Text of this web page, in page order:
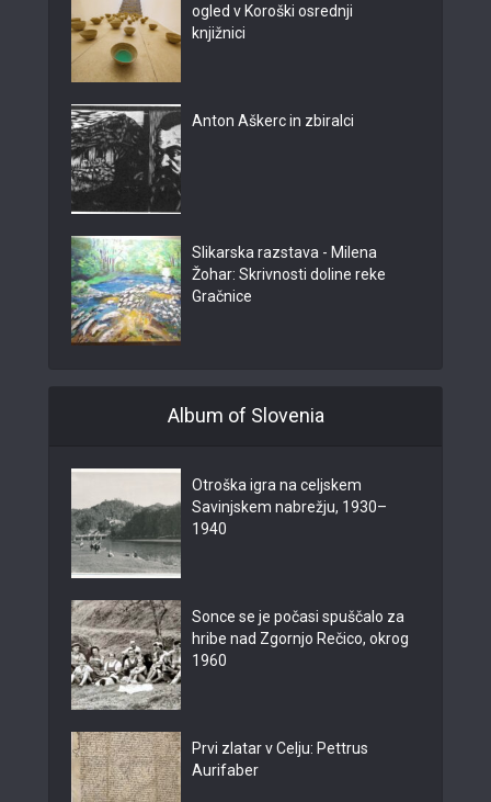
ogled v Koroški osrednji
knjižnici
Anton Aškerc in zbiralci
Slikarska razstava - Milena
Žohar: Skrivnosti doline reke
Gračnice
Album of Slovenia
Otroška igra na celjskem
Savinjskem nabrežju, 1930–
1940
Sonce se je počasi spuščalo za
hribe nad Zgornjo Rečico, okrog
1960
Prvi zlatar v Celju: Pettrus
Aurifaber